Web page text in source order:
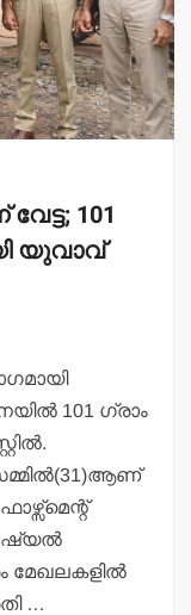
101
യുവാവ്
101 ഗ്രാം
മേഖലകളില്‍
…